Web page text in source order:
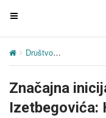
T
g
e
n
Društvo
Značajna
Izetbegovića: